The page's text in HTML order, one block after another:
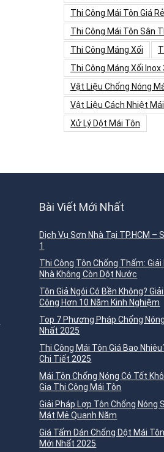
Thi Công Mái Tôn Giá Rẻ
Thi Công Mái Tôn Sân
Thi Công Máng Xối
Thi Công Máng Xối Inox
Vật Liệu Chống Nóng
Vật Liệu Cách Nhiệt
Xử Lý Dột Mái Tôn
Bài Viết Mới Nhất
Dịch Vụ Sơn Nhà Tại TP.HCM –
1
Thi Công Tôn Chống Thấm:
Nhà Không Còn Dột Nước
Tôn Giả Ngói Có Bền Không?
Công Hơn 10 Năm Kinh Nghiệm
Top 7 Phương Pháp Chống
Nhất 2025
Thi Công Mái Tôn Giá Bao
Chi Tiết 2025
Mái Tôn Chống Nóng Có Tốt
Gia Thi Công Mái Tôn
Giải Pháp Lợp Tôn Chống Nóng
Mát Mẻ Quanh Năm
Giá Tấm Dán Chống Dột Mái
Mới Nhất 2025